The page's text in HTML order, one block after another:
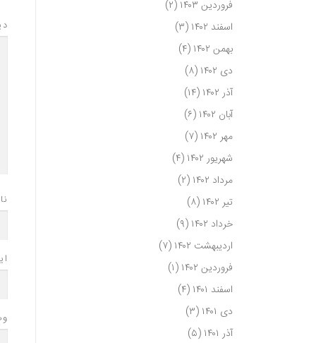
فروردین ۱۴۰۳
(۲)
اسفند ۱۴۰۲
(۳)
بهمن ۱۴۰۲
(۴)
دی ۱۴۰۲
(۸)
آذر ۱۴۰۲
(۱۴)
آبان ۱۴۰۲
(۶)
مهر ۱۴۰۲
(۷)
شهریور ۱۴۰۲
(۴)
مرداد ۱۴۰۲
(۲)
تیر ۱۴۰۲
(۸)
خرداد ۱۴۰۲
(۹)
اردیبهشت ۱۴۰۲
(۷)
فروردین ۱۴۰۲
(۱)
اسفند ۱۴۰۱
(۴)
دی ۱۴۰۱
(۳)
آذر ۱۴۰۱
(۵)